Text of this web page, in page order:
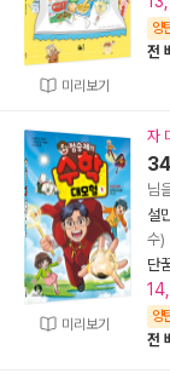
미리보기
양
전
미리보기
자
님
설
수)
단
양
전